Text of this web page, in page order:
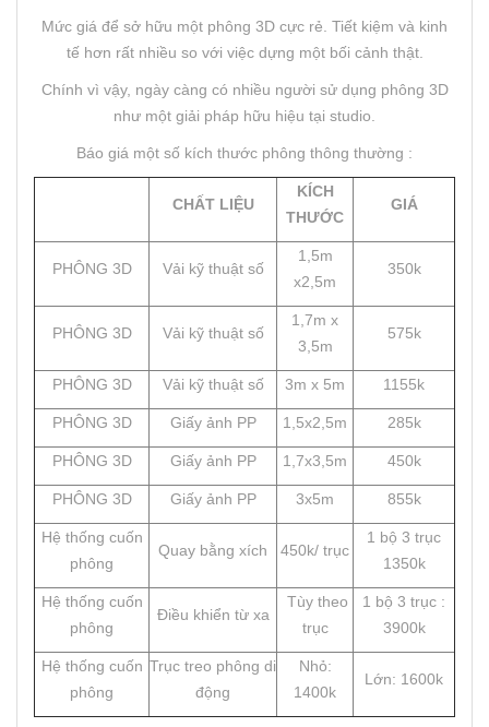
Mức giá để sở hữu một phông 3D cực rẻ. Tiết kiệm và kinh
tế hơn rất nhiều so với việc dựng một bối cảnh thật.
Chính vì vậy, ngày càng có nhiều người sử dụng phông 3D
như một giải pháp hữu hiệu tại studio.
Báo giá một số kích thước phông thông thường :
CHẤT LIỆU
KÍCH
THƯỚC
GIÁ
PHÔNG 3D Vải kỹ thuật số
1,5m
x2,5m
350k
PHÔNG 3D Vải kỹ thuật số
1,7m x
3,5m
575k
PHÔNG 3D Vải kỹ thuật số 3m x 5m 1155k
PHÔNG 3D Giấy ảnh PP 1,5x2,5m 285k
PHÔNG 3D Giấy ảnh PP 1,7x3,5m 450k
PHÔNG 3D Giấy ảnh PP 3x5m 855k
Hệ thống cuốn
phông
Quay bằng xích 450k/ trục
1 bộ 3 trục
1350k
Hệ thống cuốn
phông
Điều khiển từ xa
Tùy theo
trục
1 bộ 3 trục :
3900k
Hệ thống cuốn
phông
Trục treo phông di
động
Nhỏ:
1400k
Lớn: 1600k